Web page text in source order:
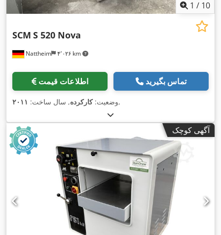
1 / 10
Nattheim ۴٬۰۲۶ km
SCM S 520 Nova
اطلاعات قیمت تماس بگیرید
وضعیت:کارکرده, سال ساخت: ۲۰۱۱ ,
آگهی کوچک